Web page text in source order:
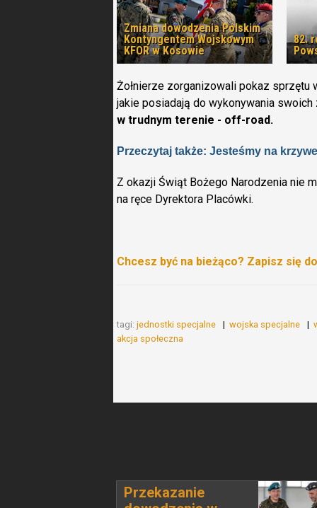
Zmiana dowodzenia Polskim
Kontyngentem Wojskowym
KFOR w Kosowie
82.
Żołnierze zorganizowali pokaz sprzętu
jakie posiadają do wykonywania swoich
w trudnym terenie - off-road.
Przeczytaj także: Jesteśmy na
Z okazji Świąt Bożego Narodzenia nie
na ręce Dyrektora Placówki.
Chcesz być na bieżąco? Zapisz się
tagi: jednostki specjalne wojska specjalne
akcja społeczna
Przekazanie